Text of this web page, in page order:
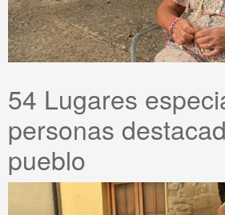
54 Lugares
personas
pueblo